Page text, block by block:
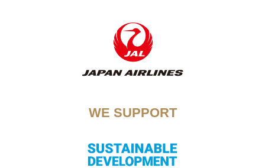
WE SUPPORT